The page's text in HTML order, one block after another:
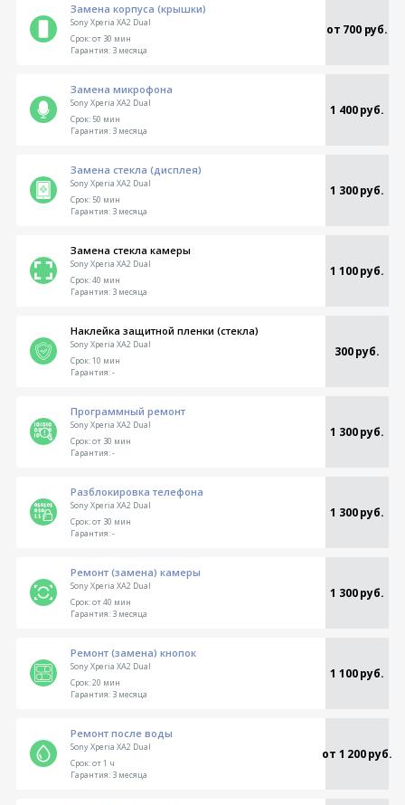
Замена корпуса (крышки)
Sony Xperia XA2 Dual от 700 руб.
Срок:от 30 мин
Гарантия:3 месяца
Замена микрофона
Sony Xperia XA2 Dual 1 400 руб.
Срок:50 мин
Гарантия:3 месяца
Замена стекла (дисплея)
Sony Xperia XA2 Dual 1 300 руб.
Срок:50 мин
Гарантия:3 месяца
Замена стекла камеры
Sony Xperia XA2 Dual 1 100 руб.
Срок:40 мин
Гарантия:3 месяца
Наклейка защитной пленки (стекла)
Sony Xperia XA2 Dual 300 руб.
Срок:10 мин
Гарантия:-
Программный ремонт
Sony Xperia XA2 Dual 1 300 руб.
Срок:от 30 мин
Гарантия:-
Разблокировка телефона
Sony Xperia XA2 Dual 1 300 руб.
Срок:от 30 мин
Гарантия:-
Ремонт (замена) камеры
Sony Xperia XA2 Dual 1 300 руб.
Срок:от 40 мин
Гарантия:3 месяца
Ремонт (замена) кнопок
Sony Xperia XA2 Dual 1 100 руб.
Срок:20 мин
Гарантия:3 месяца
Ремонт после воды
Sony Xperia XA2 Dual от 1 200 руб.
Срок:от 1 ч
Гарантия:3 месяца